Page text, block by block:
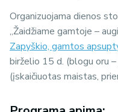
Organizuojama dienos
„Žaidžiame gamtoje –
Zapyškio, gamtos
birželio 15 d. (blogu oru
(įskaičiuotas maistas,